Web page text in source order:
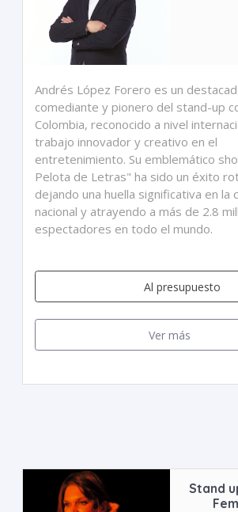
Andrés López Forero es un
comediante y pionero del stand-up
Colombia, reconocido a nivel
trabajo innovador y creativo en el
entretenimiento. Su emblemático
Pelota de Letras" ha sido un éxito
dejando una huella significativa en la
nacional y atrayendo a más de 2.8
espectadores en todo el mundo.
Al presupuesto
Ver más
Stand